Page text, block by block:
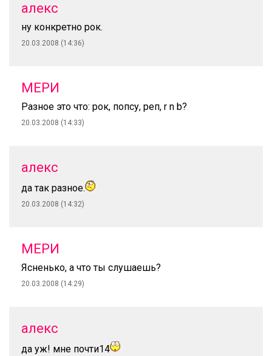
алекс
ну конкретно рок.
20.03.2008 (14:36)
МЕРИ
Разное это что: рок, попсу, реп, r n b?
20.03.2008 (14:33)
алекс
да так разное.
20.03.2008 (14:32)
МЕРИ
Ясненько, а что ты слушаешь?
20.03.2008 (14:29)
алекс
да уж! мне почти14